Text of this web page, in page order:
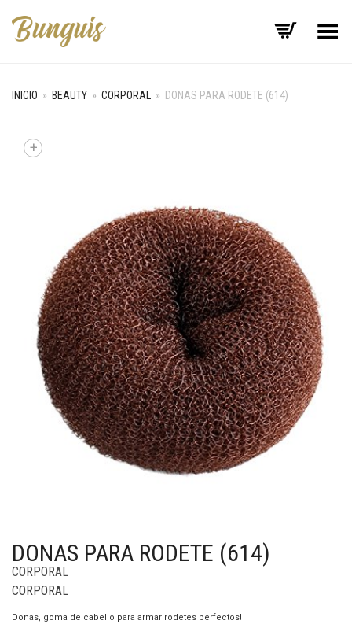
Menú
INICIO » BEAUTY » CORPORAL » DONAS PARA RODETE (614)
+
DONAS PARA RODETE (614)
CORPORAL
CORPORAL
Donas, goma de cabello para armar rodetes perfectos!